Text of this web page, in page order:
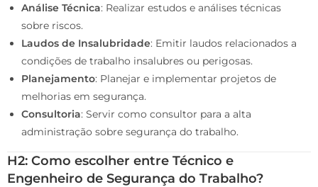
Análise Técnica: Realizar estudos e análises técnicas
sobre riscos.
Laudos de Insalubridade: Emitir laudos relacionados a
condições de trabalho insalubres ou perigosas.
Planejamento: Planejar e implementar projetos de
melhorias em segurança.
Consultoria: Servir como consultor para a alta
administração sobre segurança do trabalho.
H2: Como escolher entre Técnico e
Engenheiro de Segurança do Trabalho?